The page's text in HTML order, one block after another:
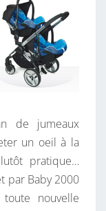
de jumeaux
un oeil à la
pratique…
par Baby 2000
nouvelle